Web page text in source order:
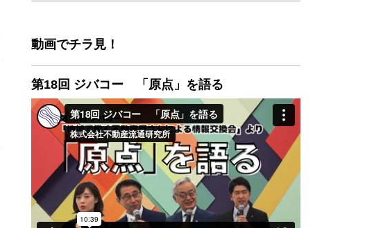
動画でチラ見！
第18回 ジバコー 「原点」を語る